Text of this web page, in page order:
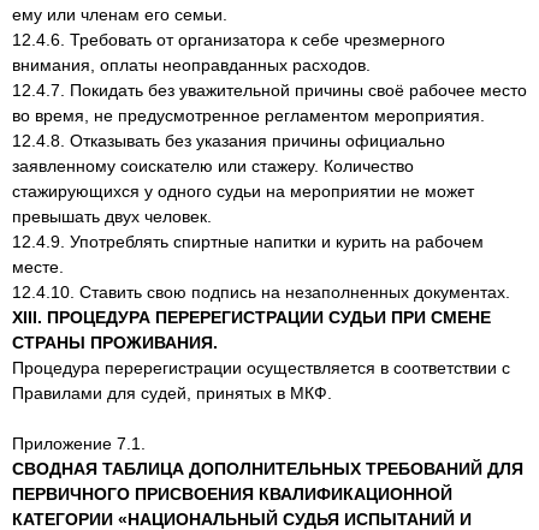
ему или членам его семьи.
12.4.6. Требовать от организатора к себе чрезмерного
внимания, оплаты неоправданных расходов.
12.4.7. Покидать без уважительной причины своё рабочее место
во время, не предусмотренное регламентом мероприятия.
12.4.8. Отказывать без указания причины официально
заявленному соискателю или стажеру. Количество
стажирующихся у одного судьи на мероприятии не может
превышать двух человек.
12.4.9. Употреблять спиртные напитки и курить на рабочем
месте.
12.4.10. Ставить свою подпись на незаполненных документах.
XIII. ПРОЦЕДУРА ПЕРЕРЕГИСТРАЦИИ СУДЬИ ПРИ СМЕНЕ
СТРАНЫ ПРОЖИВАНИЯ.
Процедура перерегистрации осуществляется в соответствии с
Правилами для судей, принятых в МКФ.
Приложение 7.1.
СВОДНАЯ ТАБЛИЦА ДОПОЛНИТЕЛЬНЫХ ТРЕБОВАНИЙ ДЛЯ
ПЕРВИЧНОГО ПРИСВОЕНИЯ КВАЛИФИКАЦИОННОЙ
КАТЕГОРИИ «НАЦИОНАЛЬНЫЙ СУДЬЯ ИСПЫТАНИЙ И